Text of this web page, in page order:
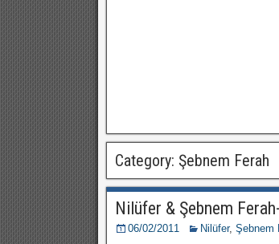
Category: Şebnem Ferah
Nilüfer & Şebnem
06/02/2011 Nilüfer, Şebnem